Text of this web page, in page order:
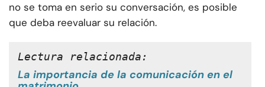
no se toma en serio su conversación, es posible
que deba reevaluar su relación.
Lectura relacionada:
La importancia de la comunicación en el